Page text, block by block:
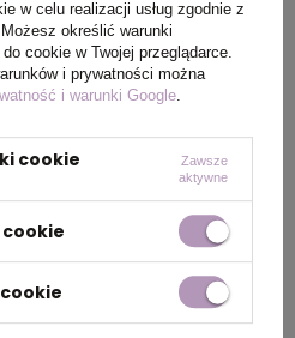
x 225 x 150
w celu realizacji usług zgodnie z
. Możesz określić warunki
cookie w Twojej przeglądarce.
i prywatności można
i warunki Google
cookie
Zawsze
aktywne